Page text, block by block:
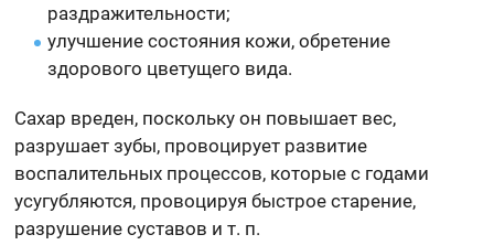
раздражительности;
улучшение состояния кожи, обретение
здорового цветущего вида.
Сахар вреден, поскольку он повышает вес,
разрушает зубы, провоцирует развитие
воспалительных процессов, которые с годами
усугубляются, провоцируя быстрое старение,
разрушение суставов и т. п.